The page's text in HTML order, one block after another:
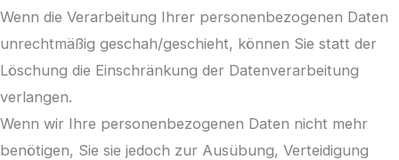
Wenn die Verarbeitung Ihrer personenbezogenen Daten
unrechtmäßig geschah/geschieht, können Sie statt der
Löschung die Einschränkung der Datenverarbeitung
verlangen.
Wenn wir Ihre personenbezogenen Daten nicht mehr
benötigen, Sie sie jedoch zur Ausübung, Verteidigung